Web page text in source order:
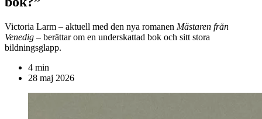
Victoria Larm – aktuell med den nya romanen Mästaren från
Venedig – berättar om en underskattad bok och sitt stora
bildningsglapp.
4 min
28 maj 2026